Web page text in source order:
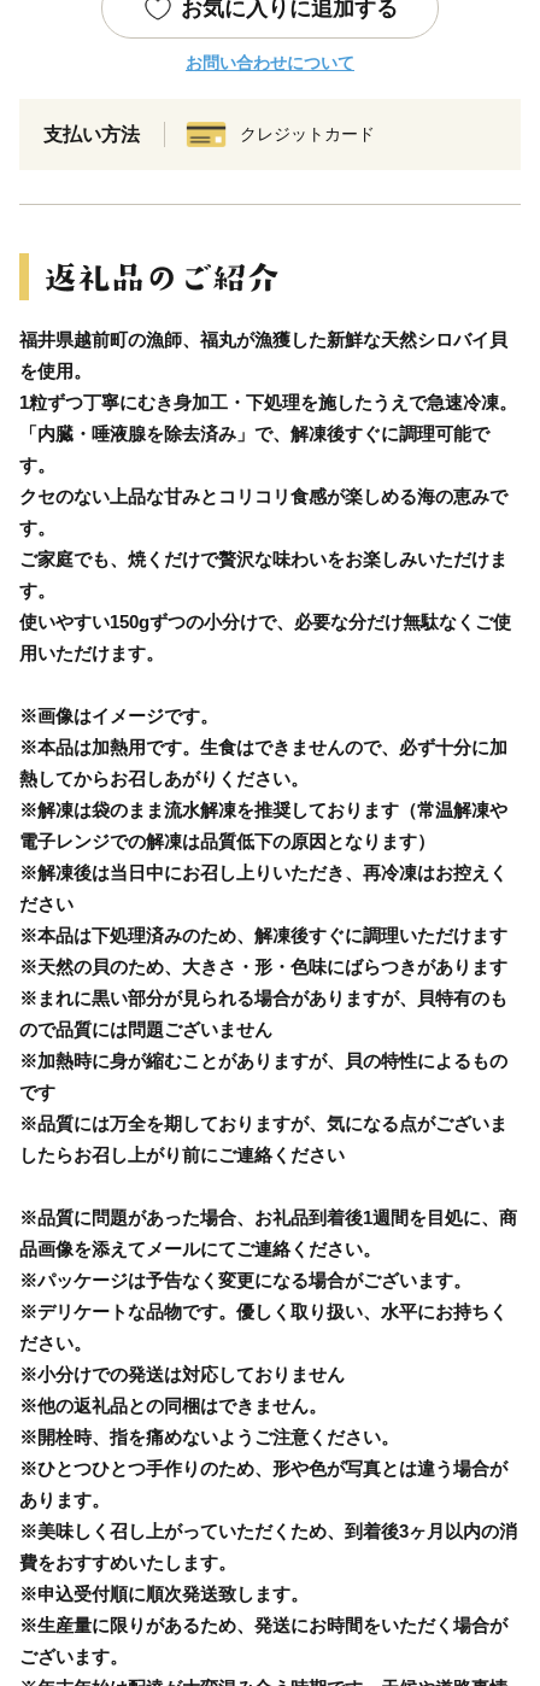
お気に入りに追加する
お問い合わせについて
支払い方法 クレジットカード
福井県越前町の漁師、福丸が漁獲した新鮮な天然シロバイ貝
を使用。
1粒ずつ丁寧にむき身加工・下処理を施したうえで急速冷凍。
「内臓・唾液腺を除去済み」で、解凍後すぐに調理可能で
す。
クセのない上品な甘みとコリコリ食感が楽しめる海の恵みで
す。
ご家庭でも、焼くだけで贅沢な味わいをお楽しみいただけま
す。
使いやすい150gずつの小分けで、必要な分だけ無駄なくご使
用いただけます。
※画像はイメージです。
※本品は加熱用です。生食はできませんので、必ず十分に加
熱してからお召しあがりください。
※解凍は袋のまま流水解凍を推奨しております（常温解凍や
電子レンジでの解凍は品質低下の原因となります）
※解凍後は当日中にお召し上りいただき、再冷凍はお控えく
ださい
※本品は下処理済みのため、解凍後すぐに調理いただけます
※天然の貝のため、大きさ・形・色味にばらつきがあります
※まれに黒い部分が見られる場合がありますが、貝特有のも
ので品質には問題ございません
※加熱時に身が縮むことがありますが、貝の特性によるもの
です
※品質には万全を期しておりますが、気になる点がございま
したらお召し上がり前にご連絡ください
※品質に問題があった場合、お礼品到着後1週間を目処に、商
品画像を添えてメールにてご連絡ください。
※パッケージは予告なく変更になる場合がございます。
※デリケートな品物です。優しく取り扱い、水平にお持ちく
ださい。
※小分けでの発送は対応しておりません
※他の返礼品との同梱はできません。
※開栓時、指を痛めないようご注意ください。
※ひとつひとつ手作りのため、形や色が写真とは違う場合が
あります。
※美味しく召し上がっていただくため、到着後3ヶ月以内の消
費をおすすめいたします。
※申込受付順に順次発送致します。
※生産量に限りがあるため、発送にお時間をいただく場合が
ございます。